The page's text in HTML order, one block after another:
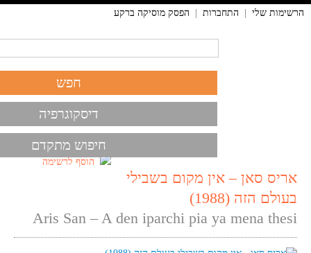
הרשימות שלי התחברות הפסק מוסיקה ברקע
דיסקוגרפיה
חיפוש מתקדם
הוסף לרשימה
אריס סאן – אין מקום בשבילי
בעולם הזה (1988)
Aris San – A den iparchi pia ya mena thesi